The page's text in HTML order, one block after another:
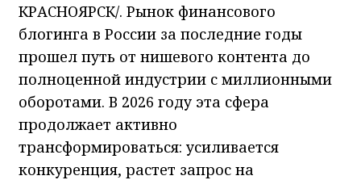
КРАСНОЯРСК/. Рынок финансового
блогинга в России за последние годы
прошел путь от нишевого контента до
полноценной индустрии с миллионными
оборотами. В 2026 году эта сфера
продолжает активно
трансформироваться: усиливается
конкуренция, растет запрос на